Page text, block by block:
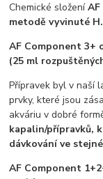
Chemické složeníAF
metodě vyvinuté
AF Component 3+
(25 ml
Přípravek byl v naší
prvky, které jsou
akváriu v dobré
kapalin/přípravků,
dávkování ve
AF Component